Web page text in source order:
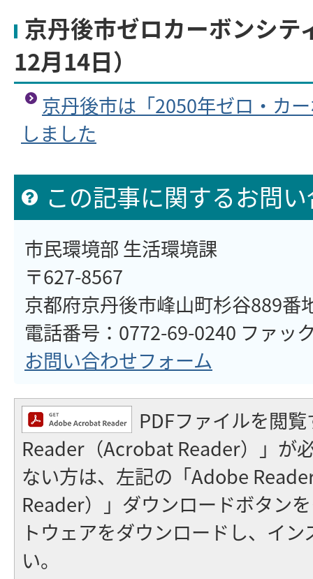
京丹後市ゼロカーボンシテ
12月14日）
京丹後市は「2050年ゼロ・カ
しました
この記事に関するお問
市民環境部 生活環境課
〒627-8567
京都府京丹後市峰山町杉谷889番
電話番号：0772-69-0240 ファッ
お問い合わせフォーム
PDFファイルを閲
Reader（Acrobat Reader）」が
ない方は、左記の「Adobe
Reader）」ダウンロードボタン
トウェアをダウンロードし、イ
い。